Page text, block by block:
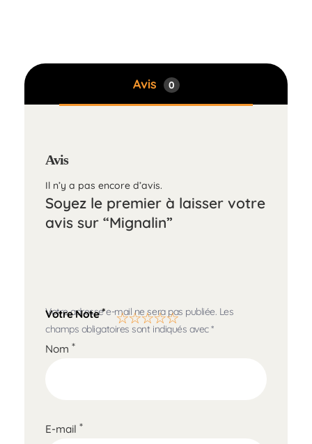
Avis 0
Avis
Il n’y a pas encore d’avis.
Soyez le premier à laisser votre
avis sur “Mignalin”
Votre adresse e-mail ne sera pas publiée. Les
champs obligatoires sont indiqués avec*
Nom *
E-mail *
Votre Note*